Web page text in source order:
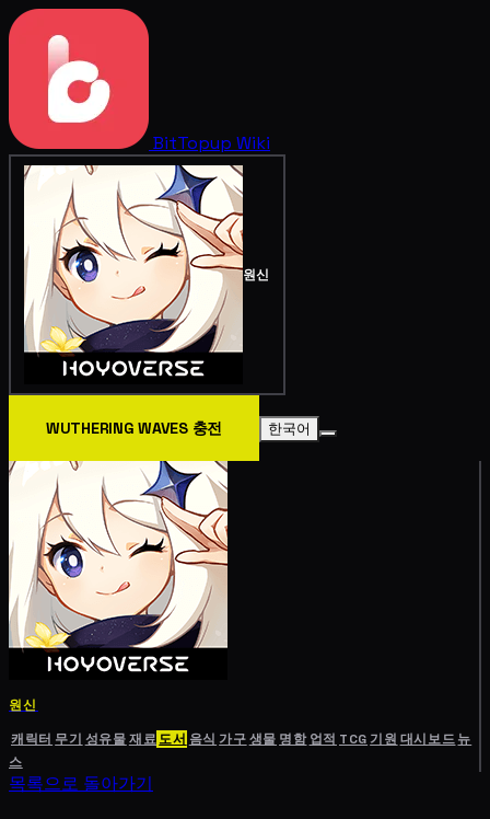
BitTopup Wiki
원신
WUTHERING WAVES 충전 한국어
원신
캐릭터 무기 성유물재료도서 음식 가구생물 명함 업적 TCG기원 대시보드뉴
스
목록으로 돌아가기